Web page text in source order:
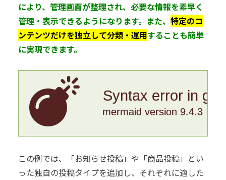
により、管理画面が整理され、必要な情報を素早く
管理・表示できるようになります。また、 特定のコ
ンテンツだけを独立して分類・運用することも簡単
に実現できます。
Syntax error in
mermaid version 9.4.3
この例では、「お知らせ投稿」や「商品投稿」とい
った独自の投稿タイプを追加し、それぞれに適した